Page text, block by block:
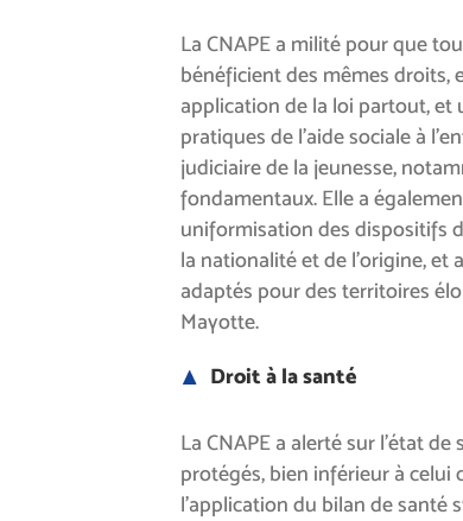
La CNAPE a milité pour que
bénéficient des mêmes droits,
application de la loi partout, et
pratiques de l’aide sociale à
judiciaire de la jeunesse,
fondamentaux. Elle a
uniformisation des dispositifs
la nationalité et de l’origine, et
adaptés pour des territoires
Mayotte.
Droit à la santé
La CNAPE a alerté sur l’état
protégés, bien inférieur à celui
l’application du bilan de santé